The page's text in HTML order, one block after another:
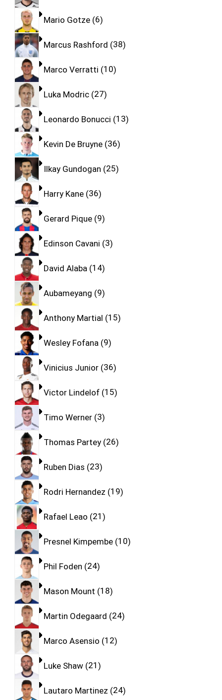
Mario Gotze 6
Marcus Rashford 38
Marco Verratti 10
Luka Modric 27
Leonardo Bonucci 13
Kevin De Bruyne 36
Ilkay Gundogan 25
Harry Kane 36
Gerard Pique 9
Edinson Cavani 3
David Alaba 14
Aubameyang 9
Anthony Martial 15
Wesley Fofana 9
Vinicius Junior 36
Victor Lindelof 15
Timo Werner 3
Thomas Partey 26
Ruben Dias 23
Rodri Hernandez 19
Rafael Leao 21
Presnel Kimpembe 10
Phil Foden 24
Mason Mount 18
Martin Odegaard 24
Marco Asensio 12
Luke Shaw 21
Lautaro Martinez 24